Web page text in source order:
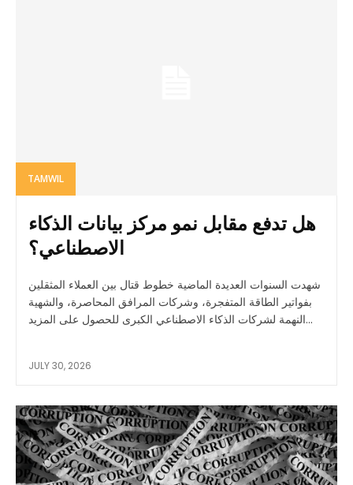
TAMWIL
هل تدفع مقابل نمو مركز بيانات الذكاء
الاصطناعي؟
شهدت السنوات العديدة الماضية خطوط قتال بين العملاء المثقلين
بفواتير الطاقة المتفجرة، وشركات المرافق المحاصرة، والشهية
النهمة لشركات الذكاء الاصطناعي الكبرى للحصول على المزيد...
JULY 30, 2026